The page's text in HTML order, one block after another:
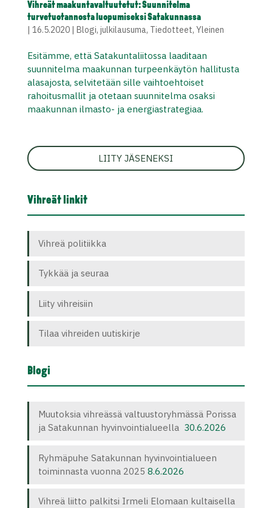
Vihreät maakuntavaltuutetut: Suunnitelma
turvetuotannosta luopumiseksi Satakunnassa
| 16.5.2020| Blogi, julkilausuma, Tiedotteet, Yleinen
Esitämme, että Satakuntaliitossa laaditaan
suunnitelma maakunnan turpeenkäytön hallitusta
alasajosta, selvitetään sille vaihtoehtoiset
rahoitusmallit ja otetaan suunnitelma osaksi
maakunnan ilmasto- ja energiastrategiaa.
LIITY JÄSENEKSI
Vihreät linkit
Vihreä politiikka
Tykkää ja seuraa
Liity vihreisiin
Tilaa vihreiden uutiskirje
Blogi
Muutoksia vihreässä valtuustoryhmässä Porissa
ja Satakunnan hyvinvointialueella 30.6.2026
Ryhmäpuhe Satakunnan hyvinvointialueen
toiminnasta vuonna 2025 8.6.2026
Vihreä liitto palkitsi Irmeli Elomaan kultaisella